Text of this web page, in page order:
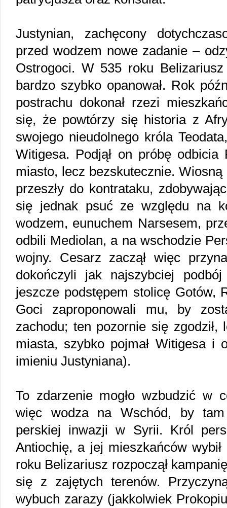
Justynian, zachęcony
przed wodzem nowe zadanie –
Ostrogoci. W 535 roku
bardzo szybko opanował. Rok
postrachu dokonał rzezi
się, że powtórzy się historia z
swojego nieudolnego króla
Witigesa. Podjął on próbę
miasto, lecz bezskutecznie.
przeszły do kontrataku,
się jednak psuć ze względu na
wodzem, eunuchem Narsesem,
odbili Mediolan, a na wschodzie
wojny. Cesarz zaczął więc
dokończyli jak najszybciej
jeszcze podstępem stolicę Gotów,
Goci zaproponowali mu, by
zachodu; ten pozornie się
miasta, szybko pojmał Witigesa i
imieniu Justyniana).
To zdarzenie mogło wzbudzić w
więc wodza na Wschód, by tam
perskiej inwazji w Syrii. Król
Antiochię, a jej mieszkańców
roku Belizariusz rozpoczął
się z zajętych terenów.
wybuch zarazy (jakkolwiek